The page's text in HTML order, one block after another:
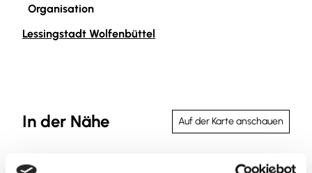
Organisation
Lessingstadt Wolfenbüttel
In der Nähe Auf der Karte anschauen